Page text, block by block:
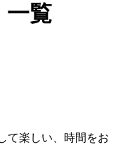
一覧
て楽しい、時間をお